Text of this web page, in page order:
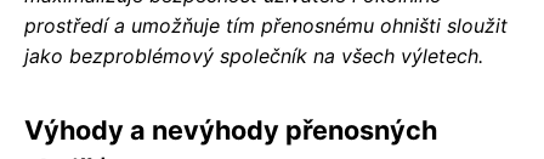
prostředí a umožňuje tím přenosnému ohništi sloužit
jako bezproblémový společník na všech výletech.
Výhody a nevýhody přenosných